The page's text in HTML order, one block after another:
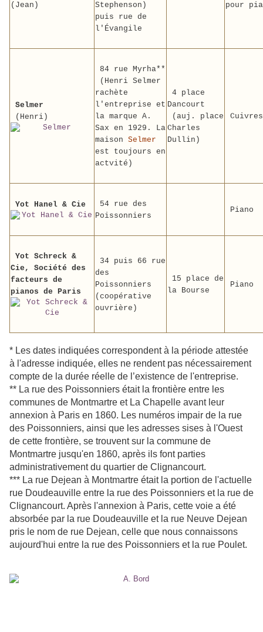
(Jean)
Stephenson)
puis rue de
l'Évangile
pour
Selmer
(Henri)
84 rue Myrha**
(Henri Selmer
rachète
l'entreprise et
la marque A.
Sax en 1929. La
maison Selmer
est toujours en
actvité)
4 place
Dancourt
(auj. place
Charles
Dullin)
Cuivres
Yot Hanel & Cie
54 rue des
Poissonniers
Piano
Yot Schreck &
Cie, Société des
facteurs de
pianos de Paris
34 puis 66 rue
des
Poissonniers
(coopérative
ouvrière)
15 place de
la Bourse
Piano
* Les dates indiquées correspondent à la période attestée
à l'adresse indiquée, elles ne rendent pas nécessairement
compte de la durée réelle de l’existence de l'entreprise.
** La rue des Poissonniers était la frontière entre les
communes de Montmartre et La Chapelle avant leur
annexion à Paris en 1860. Les numéros impair de la rue
des Poissonniers, ainsi que les adresses sises à l'Ouest
de cette frontière, se trouvent sur la commune de
Montmartre jusqu'en 1860, après ils font parties
administrativement du quartier de Clignancourt.
*** La rue Dejean à Montmartre était la portion de l'actuelle
rue Doudeauville entre la rue des Poissonniers et la rue de
Clignancourt. Après l'annexion à Paris, cette voie a été
absorbée par la rue Doudeauville et la rue Neuve Dejean
pris le nom de rue Dejean, celle que nous connaissons
aujourd'hui entre la rue des Poissonniers et la rue Poulet.